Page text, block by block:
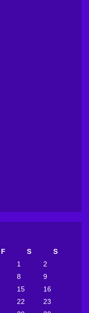
F S
S
1
2
8
9
15
16
22
23